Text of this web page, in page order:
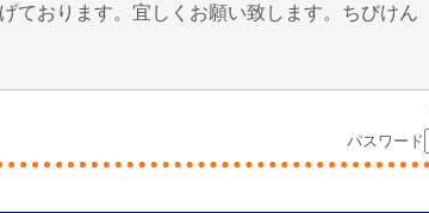
ております。宜しくお願い致します。ちびけん
パスワード